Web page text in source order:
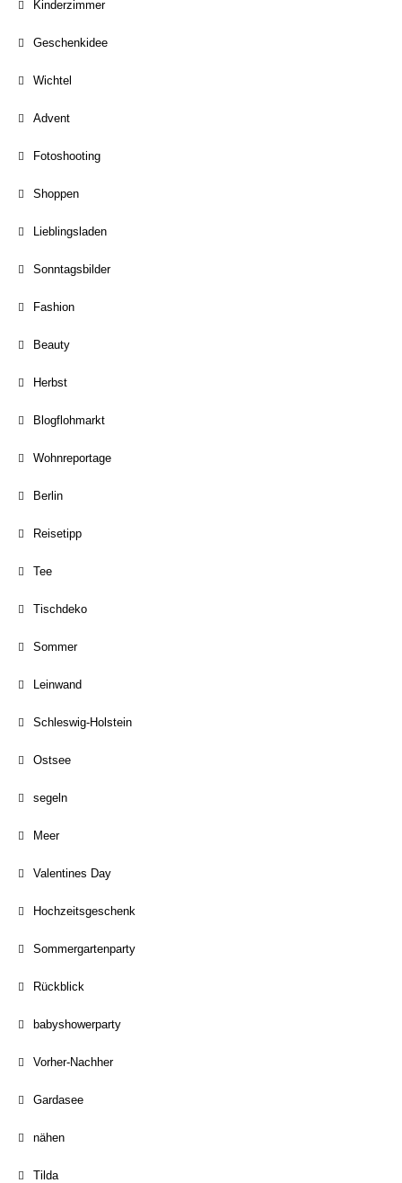
Kinderzimmer
Geschenkidee
Wichtel
Advent
Fotoshooting
Shoppen
Lieblingsladen
Sonntagsbilder
Fashion
Beauty
Herbst
Blogflohmarkt
Wohnreportage
Berlin
Reisetipp
Tee
Tischdeko
Sommer
Leinwand
Schleswig-Holstein
Ostsee
segeln
Meer
Valentines Day
Hochzeitsgeschenk
Sommergartenparty
Rückblick
babyshowerparty
Vorher-Nachher
Gardasee
nähen
Tilda